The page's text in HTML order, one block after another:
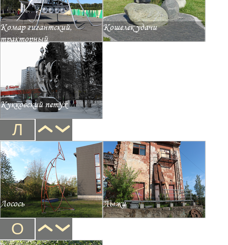
Комар гигантский,
тракторный
Кошелек удачи
Кукковский петух
Л
Лосось Лыжи
О